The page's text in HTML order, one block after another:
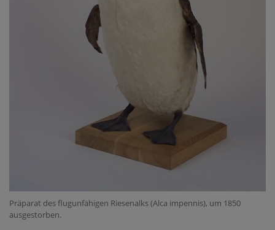
Präparat des flugunfähigen Riesenalks (Alca impennis), um 1850
ausgestorben.